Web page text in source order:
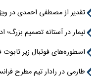
تقدیر از مصطفی احمدی در
نیمار در آستانه تصمیم بزرگ؛
اسطوره‌های فوتبال زیر تابوت
طارمی در رادار تیم مطرح